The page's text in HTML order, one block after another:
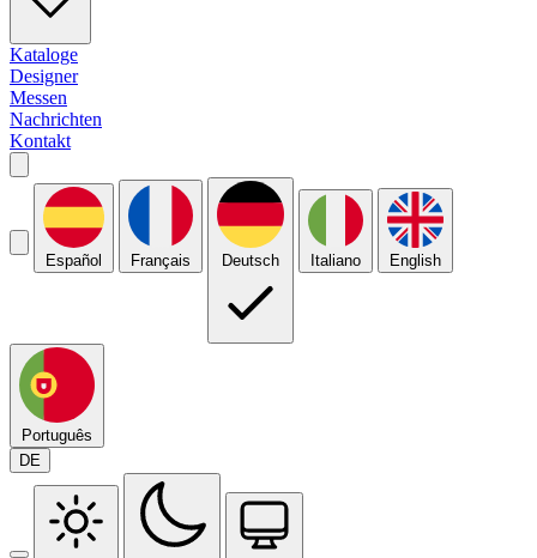
Kataloge
Designer
Messen
Nachrichten
Kontakt
Español Français Deutsch Italiano English
Português
DE